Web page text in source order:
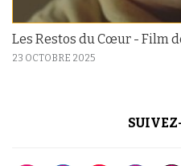
Les Restos du Cœur - Film
23 OCTOBRE 2025